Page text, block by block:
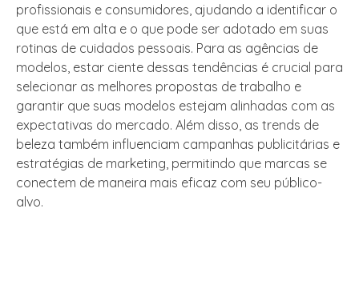
profissionais e consumidores, ajudando a identificar o
que está em alta e o que pode ser adotado em suas
rotinas de cuidados pessoais. Para as agências de
modelos, estar ciente dessas tendências é crucial para
selecionar as melhores propostas de trabalho e
garantir que suas modelos estejam alinhadas com as
expectativas do mercado. Além disso, as trends de
beleza também influenciam campanhas publicitárias e
estratégias de marketing, permitindo que marcas se
conectem de maneira mais eficaz com seu público-
alvo.